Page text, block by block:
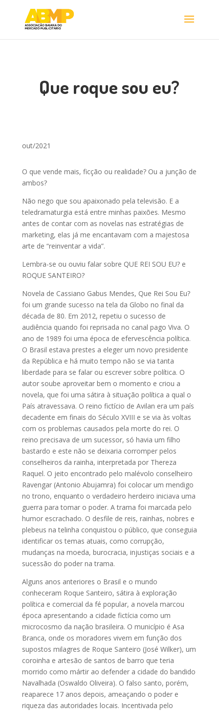
Que roque sou eu?
out/2021
O que vende mais, ficção ou realidade? Ou a junção de
ambos?
Não nego que sou apaixonado pela televisão. E a
teledramaturgia está entre minhas paixões. Mesmo
antes de contar com as novelas nas estratégias de
marketing, elas já me encantavam com a majestosa
arte de “reinventar a vida”.
Lembra-se ou ouviu falar sobre QUE REI SOU EU? e
ROQUE SANTEIRO?
Novela de Cassiano Gabus Mendes, Que Rei Sou Eu?
foi um grande sucesso na tela da Globo no final da
década de 80. Em 2012, repetiu o sucesso de
audiência quando foi reprisada no canal pago Viva. O
ano de 1989 foi uma época de efervescência política.
O Brasil estava prestes a eleger um novo presidente
da República e há muito tempo não se via tanta
liberdade para se falar ou escrever sobre política. O
autor soube aproveitar bem o momento e criou a
novela, que foi uma sátira à situação política a qual o
País atravessava. O reino fictício de Avilan era um país
decadente em finais do Século XVIII e se via às voltas
com os problemas causados pela morte do rei. O
reino precisava de um sucessor, só havia um filho
bastardo e este não se deixaria corromper pelos
conselheiros da rainha, interpretada por Thereza
Raquel. O jeito encontrado pelo malévolo conselheiro
Ravengar (Antonio Abujamra) foi colocar um mendigo
no trono, enquanto o verdadeiro herdeiro iniciava uma
guerra para tomar o poder. A trama foi marcada pelo
humor escrachado. O desfile de reis, rainhas, nobres e
plebeus na telinha conquistou o público, que conseguia
identificar os temas atuais, como corrupção,
mudanças na moeda, burocracia, injustiças sociais e a
sucessão do poder na trama.
Alguns anos anteriores o Brasil e o mundo
conheceram Roque Santeiro, sátira à exploração
política e comercial da fé popular, a novela marcou
época apresentando a cidade fictícia como um
microcosmo da nação brasileira. O município é Asa
Branca, onde os moradores vivem em função dos
supostos milagres de Roque Santeiro (José Wilker), um
coroinha e artesão de santos de barro que teria
morrido como mártir ao defender a cidade do bandido
Navalhada (Oswaldo Oliveira). O falso santo, porém,
reaparece 17 anos depois, ameaçando o poder e
riqueza das autoridades locais. Incentivada pelo